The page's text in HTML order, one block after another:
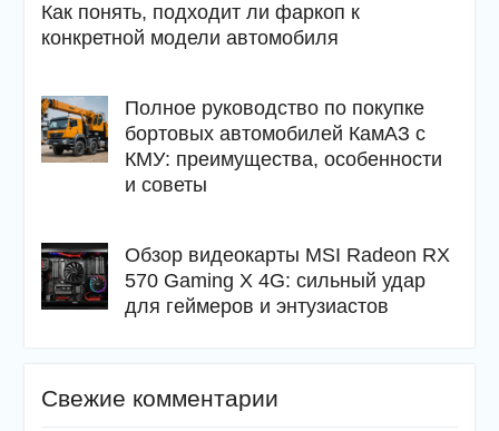
Как понять, подходит ли фаркоп к
конкретной модели автомобиля
Полное руководство по покупке
бортовых автомобилей КамАЗ с
КМУ: преимущества, особенности
и советы
Обзор видеокарты MSI Radeon RX
570 Gaming X 4G: сильный удар
для геймеров и энтузиастов
Свежие комментарии